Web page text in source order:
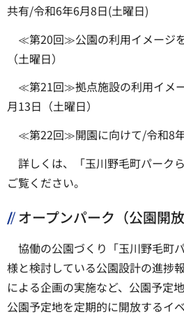
共有/令和6年6月8日(土曜日)
≪第20回≫公園の利用イメージ
（土曜日）
≪第21回≫拠点施設の利用イメ
月13日（土曜日）
≪第22回≫開園に向けて/令和8年
詳しくは、「玉川野毛町パーク
ご覧ください。
オープンパーク（公園開放
協働の公園づくり「玉川野毛町
様と検討している公園設計の進捗
による企画の実施など、公園予定
公園予定地を定期的に開放するイ